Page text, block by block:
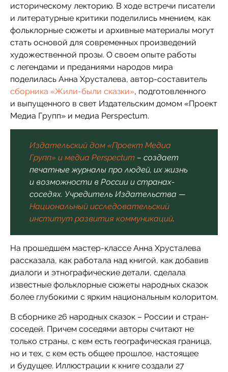
историческому лекторию. В ходе встречи писатели
и литературные критики поделились мнением, как
фольклорные сюжеты и архивные материалы могут
стать основой для современных произведений
художественной прозы. О своем опыте работы
с легендами и преданиями народов мира
поделилась Анна Хрусталева, автор-составитель
сборника «Жили-были сказки», подготовленного
и выпущенного в свет Издательским домом «Проект
Медиа Групп» и медиа Perspectum.
Издательский дом «Проект Медиа
Групп» и медиа Perspectum – создает
печатные журналы про людей, их жизнь
и возможности в России и странах-
соседях. Учредитель Издательства —
Национальный исследовательский
институт развития коммуникаций.
На прошедшем мастер-классе Анна Хрусталева
рассказала, как работала над книгой, как добавив
диалоги и этнографические детали, сделала
известные фольклорные сюжеты народных сказок
более глубокими с ярким национальным колоритом.
В сборнике 26 народных сказок – России и стран-
соседей. Причем соседями авторы считают не
только страны, с кем есть географическая граница,
но и тех, с кем есть общее прошлое, настоящее
и будущее. Иллюстрации к книге создали 27